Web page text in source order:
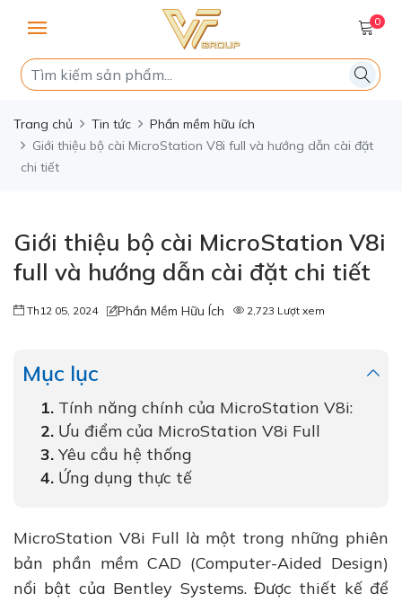
0
Trang chủ Tin tức
Phần mềm hữu ích
Giới thiệu bộ cài MicroStation V8i full và hướng dẫn cài đặt
chi tiết
Giới thiệu bộ cài MicroStation V8i
full và hướng dẫn cài đặt chi tiết
Th12 05, 2024 Phần Mềm Hữu Ích 2,723 Lượt xem
Mục lục
Tính năng chính của MicroStation V8i:
Ưu điểm của MicroStation V8i Full
Yêu cầu hệ thống
Ứng dụng thực tế
MicroStation V8i Full là một trong những phiên
bản phần mềm CAD (Computer-Aided Design)
nổi bật của Bentley Systems. Được thiết kế để